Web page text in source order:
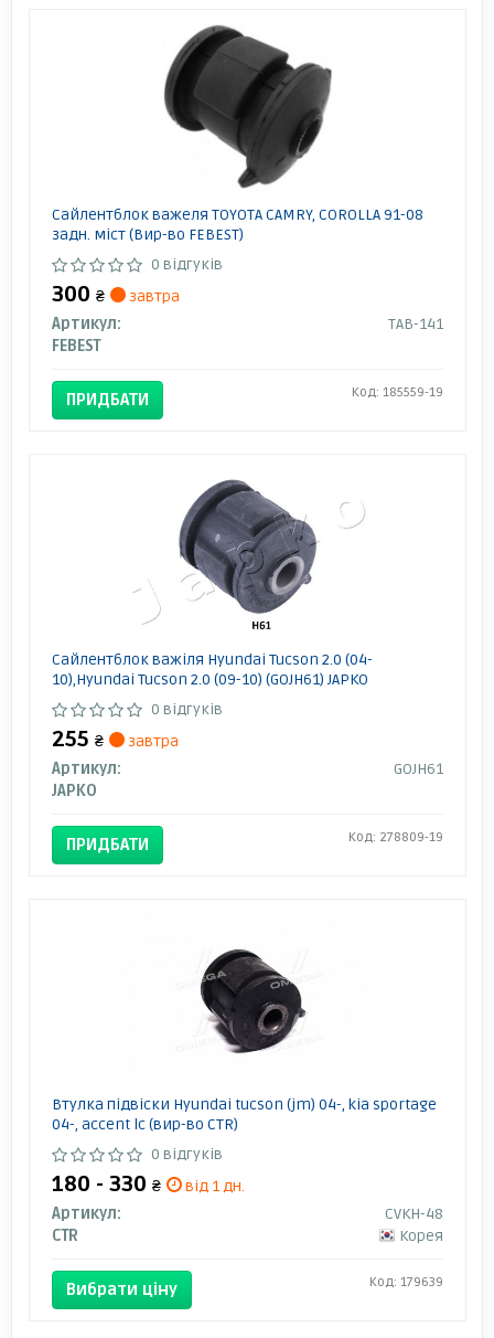
Сайлентблок важеля TOYOTA CAMRY, COROLLA 91-08
задн. міст (Вир-во FEBEST)
0 відгуків
300 ₴
завтра
Артикул:
TAB-141
FEBEST
ПРИДБАТИ Код: 185559-19
Сайлентблок важіля Hyundai Tucson 2.0 (04-
10),Hyundai Tucson 2.0 (09-10) (GOJH61) JAPKO
0 відгуків
255 ₴
завтра
Артикул:
GOJH61
JAPKO
ПРИДБАТИ Код: 278809-19
Втулка підвіски Hyundai tucson (jm) 04-, kia sportage
04-, accent lc (вир-во CTR)
0 відгуків
180 - 330 ₴
від 1 дн.
Артикул:
CVKH-48
CTR
Корея
Вибрати ціну Код: 179639